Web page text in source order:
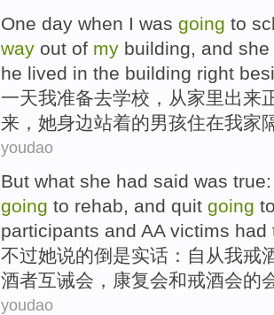
One day when I was going to
way out of my building, and she
he lived in the building right
一天我准备去学校 ，从家里出来
来， 她身边站着的男孩住在我家
youdao
But what she had said was true
going to rehab , and quit going
participants and AA victims had
不过她说的倒是实话： 自从我戒
酒者互诫会，康复会和戒酒会的
youdao